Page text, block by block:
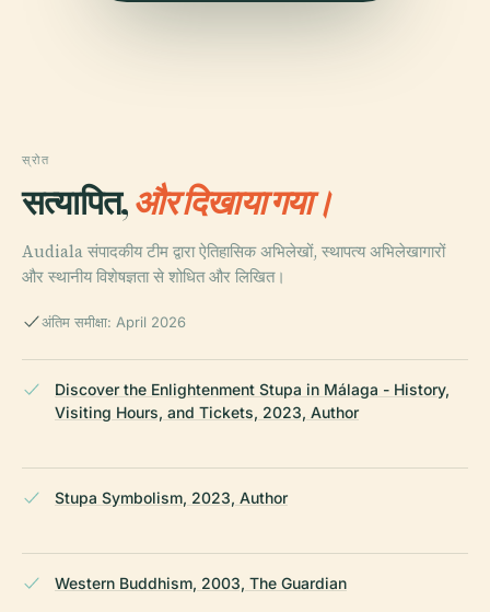
स्रोत
सत्यापित,और दिखाया गया।
Audiala संपादकीय टीम द्वारा ऐतिहासिक अभिलेखों, स्थापत्य अभिलेखागारों
और स्थानीय विशेषज्ञता से शोधित और लिखित।
अंतिम समीक्षा: April 2026
Discover the Enlightenment Stupa in Málaga - History,
Visiting Hours, and Tickets, 2023, Author
Stupa Symbolism, 2023, Author
Western Buddhism, 2003, The Guardian